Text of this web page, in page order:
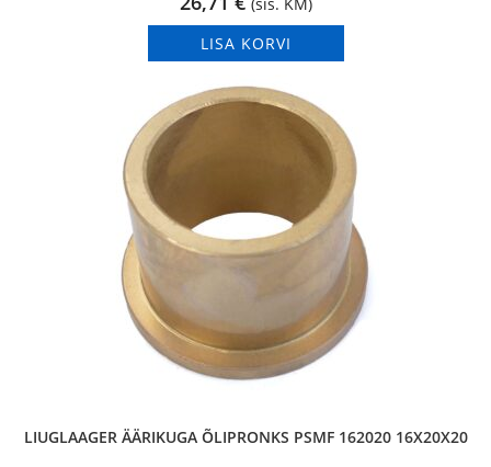
LISA KORVI
LIUGLAAGER ÄÄRIKUGA ÕLIPRONKS PSMF 162020 16X20X20